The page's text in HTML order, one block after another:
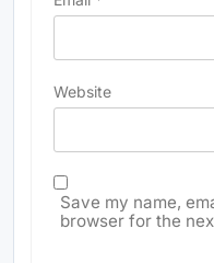
Website
Save my name,
browser for the